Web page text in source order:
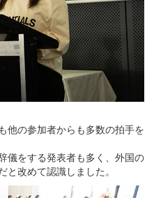
他の参加者からも多数の拍手を
儀をする発表者も多く、外国の
と改めて認識しました。